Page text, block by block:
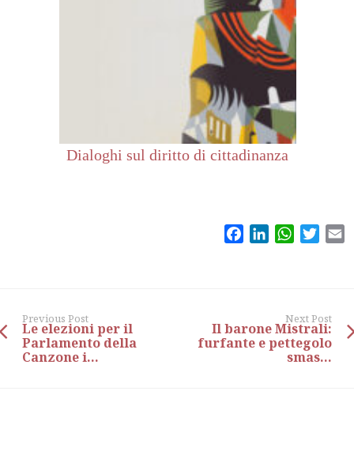
Dialoghi sul diritto di cittadinanza
FacebookLinkedIn
Previous Post
Le elezioni per il
Parlamento della
Canzone i...
Next Post
Il barone Mistrali:
furfante e pettegolo
smas...